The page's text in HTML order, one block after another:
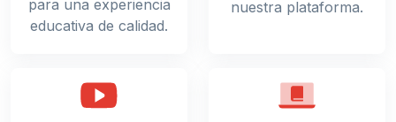
para una experiencia
educativa de calidad.
nuestra plataforma.